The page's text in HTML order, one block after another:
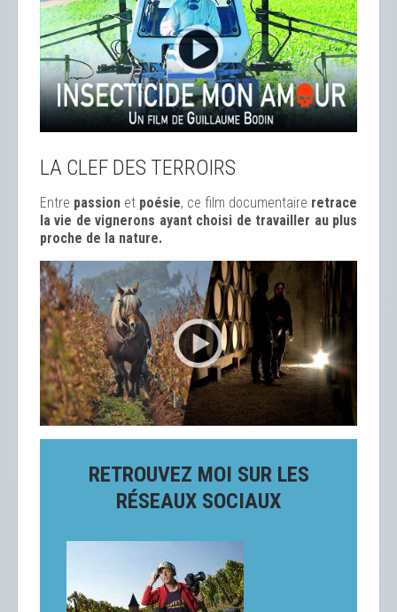
LA CLEF DES TERROIRS
Entre passion et poésie, ce film documentaire retrace
la vie de vignerons ayant choisi de travailler au plus
proche de la nature.
RETROUVEZ MOI SUR LES
RÉSEAUX SOCIAUX